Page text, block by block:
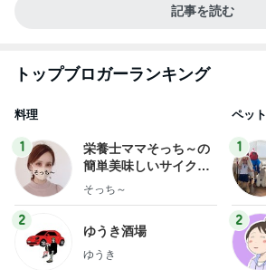
記事を読む
トップブロガーランキング
料理
1
栄養士ママそっち～の
簡単美味しいサイクル
献立
そっち～
2
ゆうき酒場
ゆうき
ペット
1
2